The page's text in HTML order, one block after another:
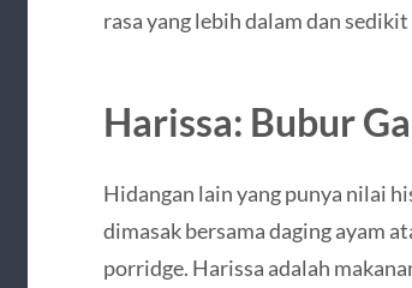
rasa yang lebih dalam dan
Harissa: Bubur
Hidangan lain yang punya nilai
dimasak bersama daging ayam
porridge. Harissa adalah